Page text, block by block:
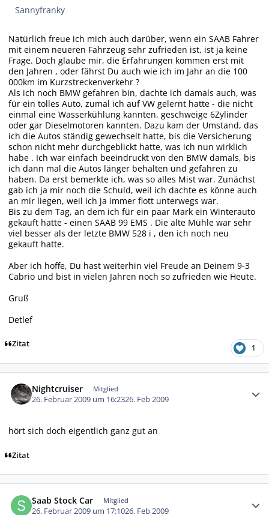
Sannyfranky
Natürlich freue ich mich auch darüber, wenn ein SAAB Fahrer
mit einem neueren Fahrzeug sehr zufrieden ist, ist ja keine
Frage. Doch glaube mir, die Erfahrungen kommen erst mit
den Jahren , oder fährst Du auch wie ich im Jahr an die 100
000km im Kurzstreckenverkehr ?
Als ich noch BMW gefahren bin, dachte ich damals auch, was
für ein tolles Auto, zumal ich auf VW gelernt hatte - die nicht
einmal eine Wasserkühlung kannten, geschweige 6Zylinder
oder gar Dieselmotoren kannten. Dazu kam der Umstand, das
ich die Autos ständig gewechselt hatte, bis die Versicherung
schon nicht mehr durchgeblickt hatte, was ich nun wirklich
habe . Ich war einfach beeindruckt von den BMW damals, bis
ich dann mal die Autos länger behalten und gefahren zu
haben. Da erst bemerkte ich, was so alles Mist war. Zunächst
gab ich ja mir noch die Schuld, weil ich dachte es könne auch
an mir liegen, weil ich ja immer flott unterwegs war.
Bis zu dem Tag, an dem ich für ein paar Mark ein Winterauto
gekauft hatte - einen SAAB 99 EMS . Die alte Mühle war sehr
viel besser als der letzte BMW 528 i , den ich noch neu
gekauft hatte.
Aber ich hoffe, Du hast weiterhin viel Freude an Deinem 9-3
Cabrio und bist in vielen Jahren noch so zufrieden wie Heute.
Gruß
Detlef
Zitat 1
Nightcruiser Mitglied
26. Februar 2009 um 16:2326. Feb 2009
hört sich doch eigentlich ganz gut an
Zitat
Saab Stock Car Mitglied
26. Februar 2009 um 17:1026. Feb 2009